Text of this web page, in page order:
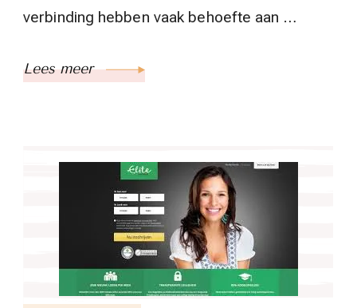
verbinding hebben vaak behoefte aan …
Lees meer